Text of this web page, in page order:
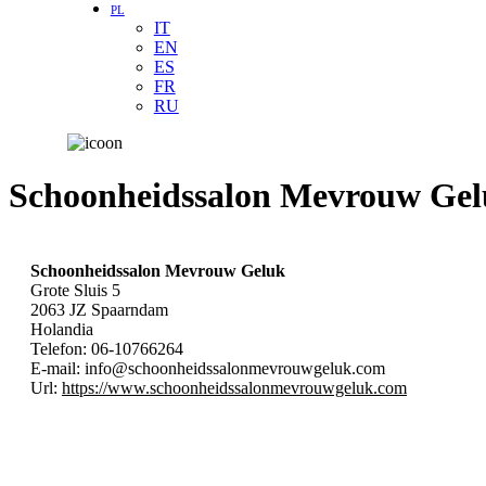
PL
IT
EN
ES
FR
RU
Schoonheidssalon Mevrouw
Schoonheidssalon Mevrouw Geluk
Grote Sluis 5
2063 JZ Spaarndam
Holandia
Telefon: 06-10766264
E-mail: info@schoonheidssalonmevrouwgeluk.com
Url: https://www.schoonheidssalonmevrouwgeluk.com